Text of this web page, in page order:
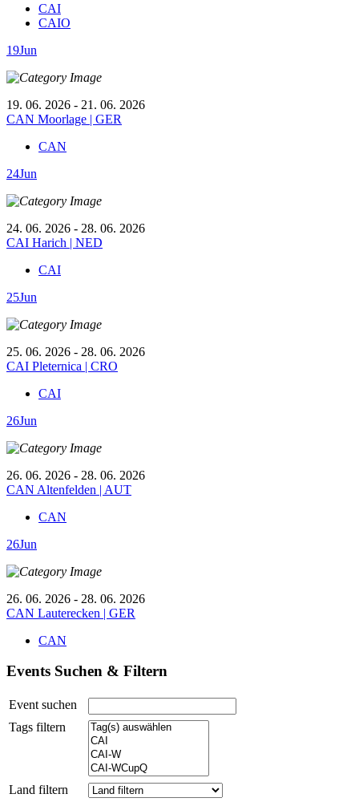
CAI
CAIO
19Jun
19. 06. 2026 - 21. 06. 2026
CAN Moorlage | GER
CAN
24Jun
24. 06. 2026 - 28. 06. 2026
CAI Harich | NED
CAI
25Jun
25. 06. 2026 - 28. 06. 2026
CAI Pleternica | CRO
CAI
26Jun
26. 06. 2026 - 28. 06. 2026
CAN Altenfelden | AUT
CAN
26Jun
26. 06. 2026 - 28. 06. 2026
CAN Lauterecken | GER
CAN
Events Suchen & Filtern
Event suchen
Tags filtern
Land filtern